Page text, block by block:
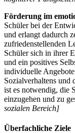
Förderung im
Schüler bei der
und erlangt dadurch
zufriedenstellenden
Schüler sich in ihrer
und ein positives
individuelle
Sozialverhaltens und
ist es notwendig, die
einzugehen und zu
sozialen Bereich]
Überfachliche Ziele